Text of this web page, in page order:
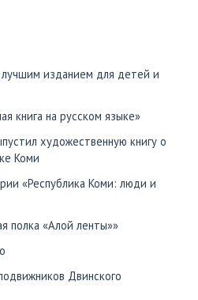
изданием для детей и
книга на русском языке»
художественную книгу о
Коми
«Республика Коми: люди и
полка «Алой ленты»»
Двинского